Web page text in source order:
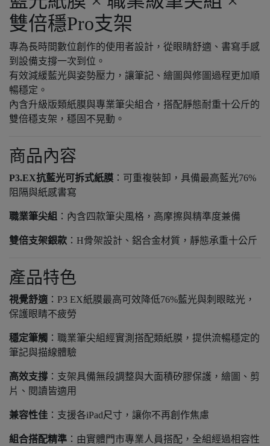
雙倍穩Pro支架
專為長時間數位創作的使用者設計，從眼睛舒適、書寫手感
到設備支撐一次到位。
有效減緩藍光與姿勢壓力，讓筆記、繪圖與修圖過程更加順
暢穩定。
內含升級版類紙膜與專業筆尖組合，搭配靜態耐重十公斤的
雙倍穩支架，穩固不晃動。
商品內容
P3.EX抗藍光可拆式紙膜 ：可重複裝卸，具備最高藍光76%
阻隔與紙感書寫
職業筆尖組 ：內含四款筆尖風格，高摩擦與精準度兼備
雙倍支架銀款 ：H骨架設計、鋁合金材質，靜態承重十公斤
產品特色
視覺舒適 ：P3 EX紙膜最高可效降低76%藍光與刺眼眩光，
保護眼睛不疲勞
穩定筆觸 ：職業筆尖組經實測搭配類紙膜，提供流暢穩定的
筆記與描線體驗
高效支撐 ：支架具備無段調整與大面積矽膠保護，繪圖、剪
片、閱讀皆適用
兼容性佳 ：支援各iPad尺寸，讓你不再創作焦慮
組合搭配精準 ：由實體門市專業人員搭配，全組經過相容性